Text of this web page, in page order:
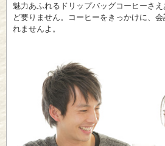
魅力あふれるドリップバッグコーヒーさ
ど要りません。コーヒーをきっかけに、
れませんよ。